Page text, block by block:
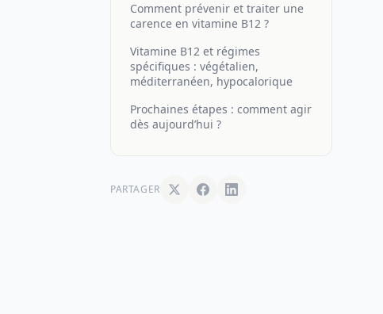
Comment prévenir et traiter une
carence en vitamine B12 ?
Vitamine B12 et régimes
spécifiques : végétalien,
méditerranéen, hypocalorique
Prochaines étapes : comment agir
dès aujourd’hui ?
PARTAGER